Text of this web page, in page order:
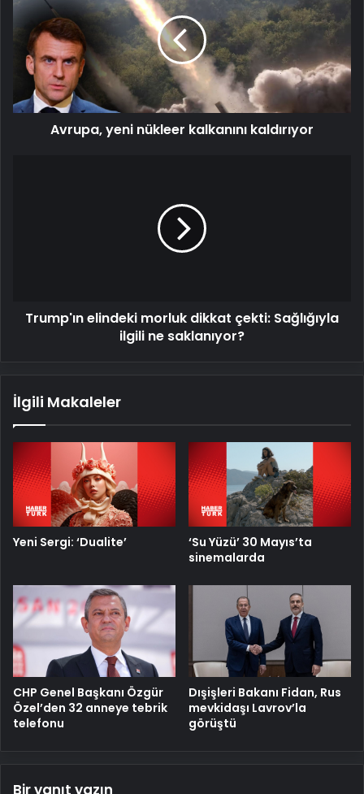
nükleer
kalkanını
kaldırıyor
Avrupa, yeni nükleer kalkanını kaldırıyor
Trump'ın elindeki morluk dikkat çekti: Sağlığıyla
ilgili ne saklanıyor?
İlgili Makaleler
Yeni Sergi: ‘Dualite’
‘Su Yüzü’ 30 Mayıs’ta
sinemalarda
CHP Genel Başkanı Özgür
Özel’den 32 anneye tebrik
telefonu
Dışişleri Bakanı Fidan, Rus
mevkidaşı Lavrov’la
görüştü
Bir yanıt yazın